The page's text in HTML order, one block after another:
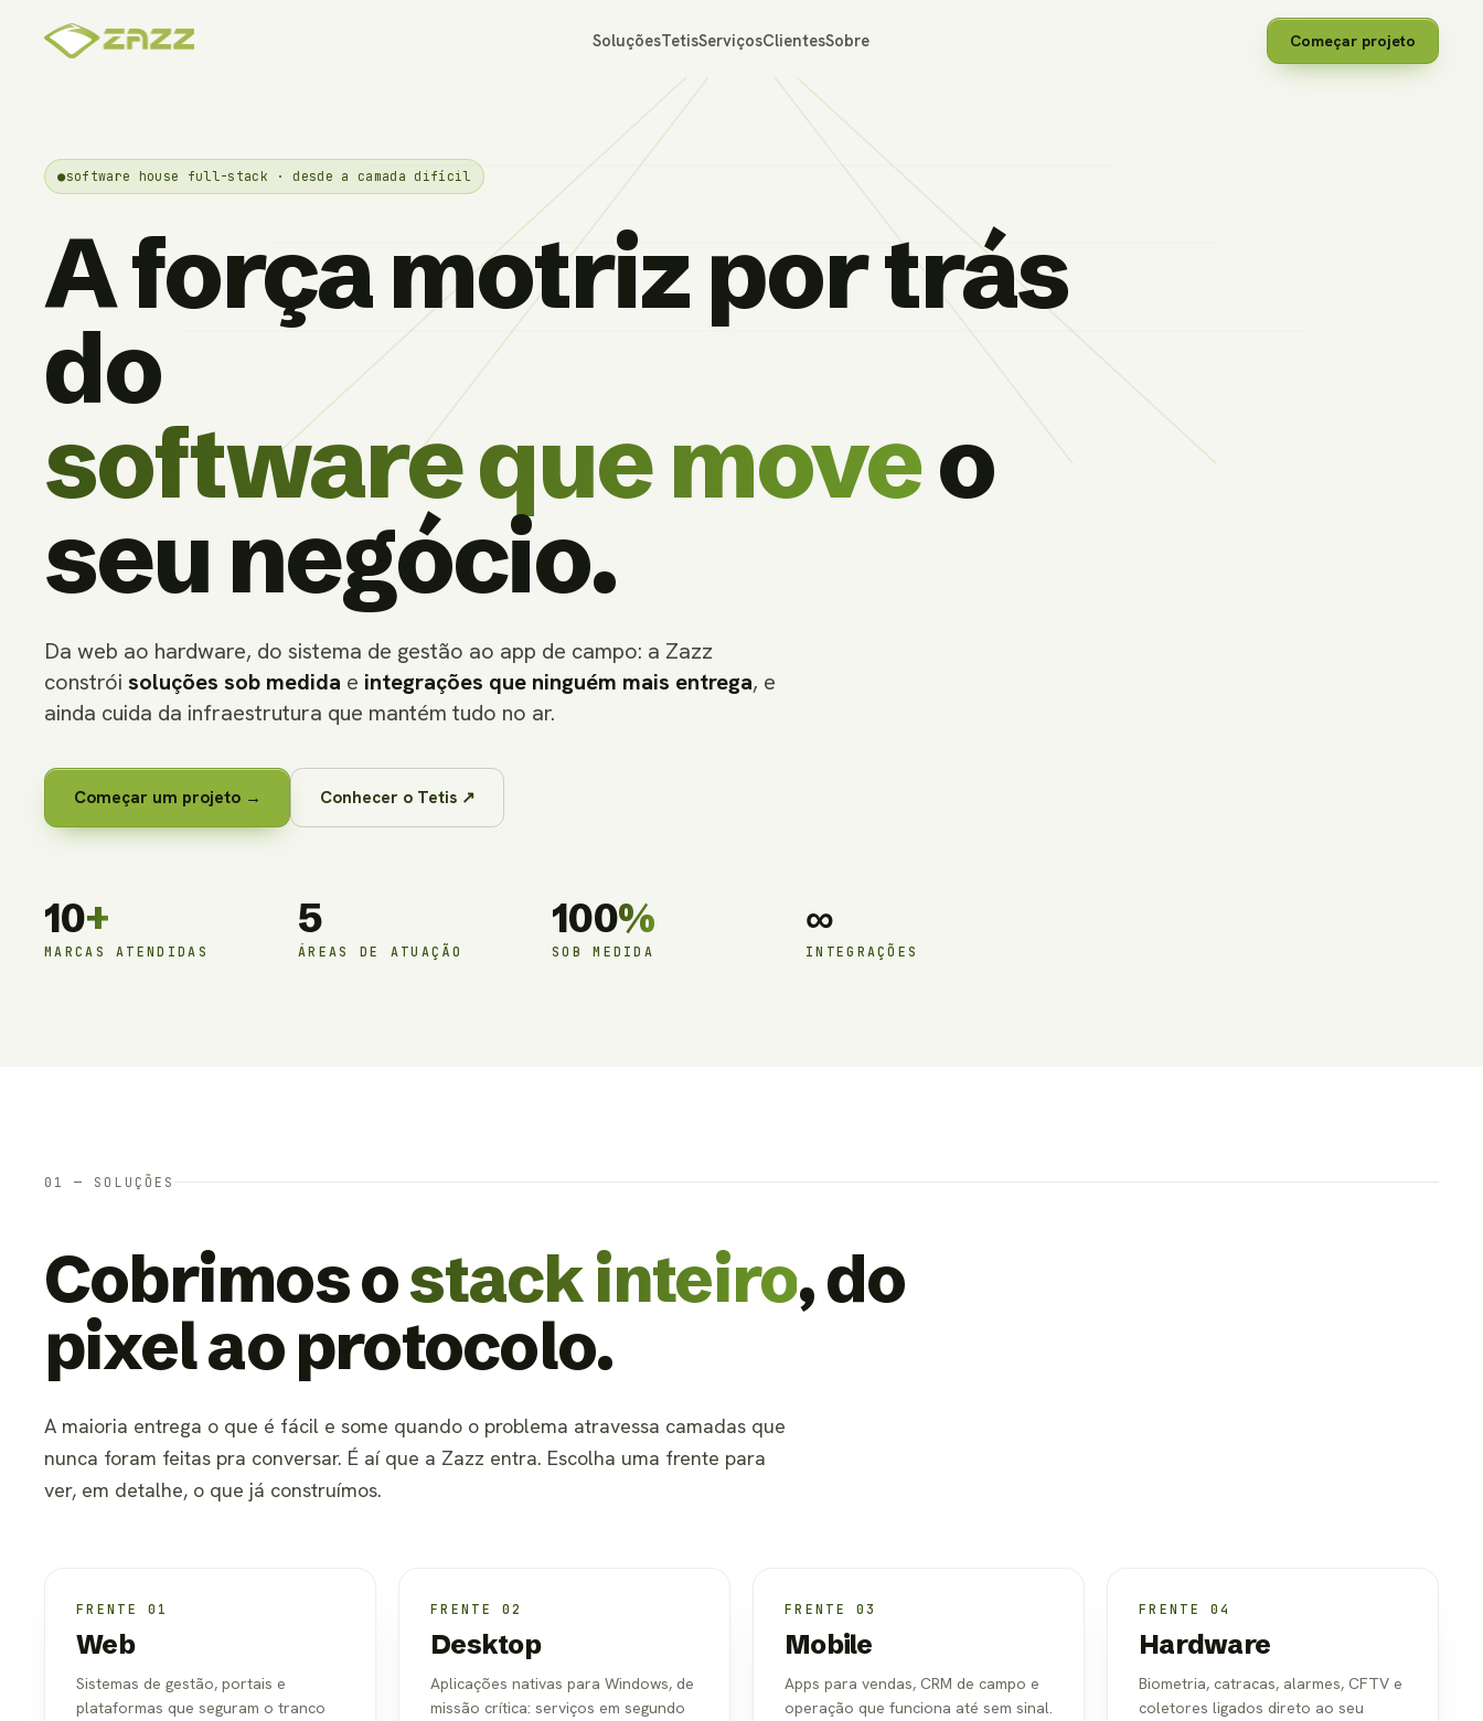
SoluçõesTetisServiçosClientesSobre Começar projeto
●software house full-stack · desde a camada difícil
A força motriz por trás
do
software que moveo
seu negócio.
Da web ao hardware, do sistema de gestão ao app de campo: a Zazz
constrói soluções sob medida e integrações que ninguém mais entrega, e
ainda cuida da infraestrutura que mantém tudo no ar.
Começar um projeto → Conhecer o Tetis ↗
10+
MARCAS ATENDIDAS
5
ÁREAS DE ATUAÇÃO
100%
SOB MEDIDA
∞
INTEGRAÇÕES
01 — SOLUÇÕES
Cobrimos ostack inteiro, do
pixel ao protocolo.
A maioria entrega o que é fácil e some quando o problema atravessa camadas que
nunca foram feitas pra conversar. É aí que a Zazz entra. Escolha uma frente para
ver, em detalhe, o que já construímos.
FRENTE 01
Web
Sistemas de gestão, portais e
plataformas que seguram o tranco
FRENTE 02
Desktop
Aplicações nativas para Windows, de
missão crítica: serviços em segundo
FRENTE 03
Mobile
Apps para vendas, CRM de campo e
operação que funciona até sem sinal.
FRENTE 04
Hardware
Biometria, catracas, alarmes, CFTV e
coletores ligados direto ao seu